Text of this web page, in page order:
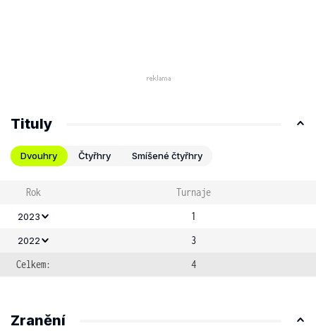
Tituly
Dvouhry Čtyřhry Smíšené čtyřhry
Rok Turnaje
2023 1
2022
3
Celkem:
4
Zranění